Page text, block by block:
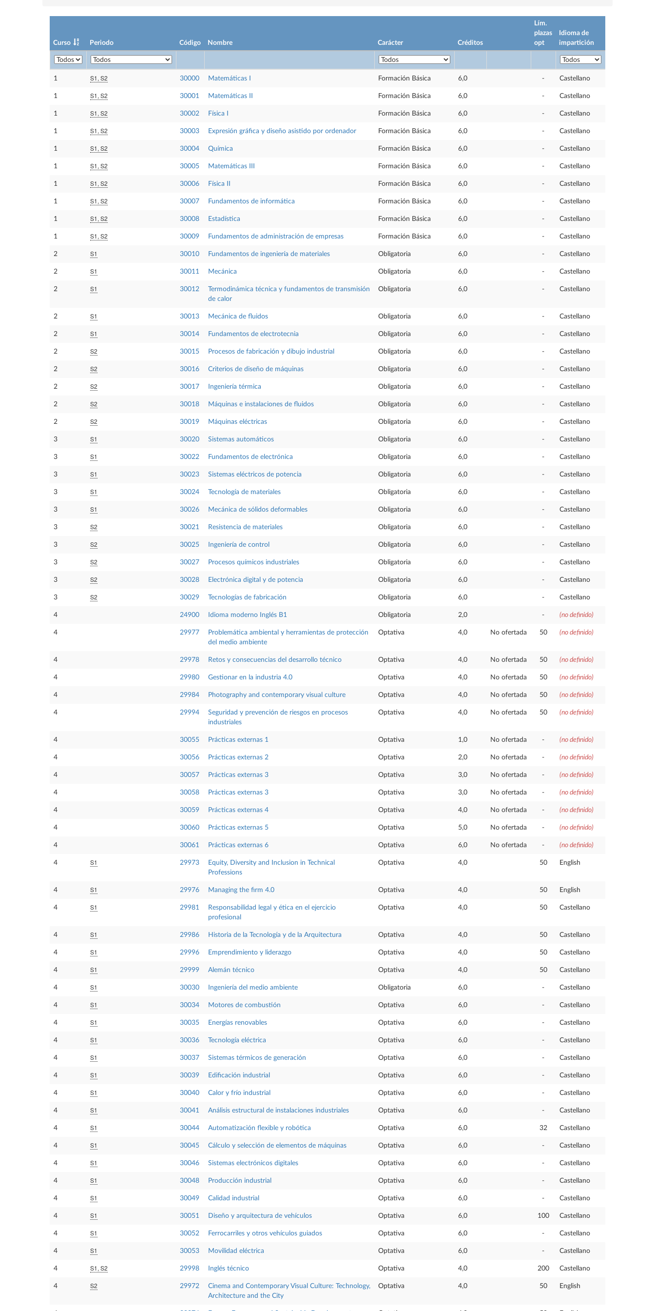
Curso Periodo Código Nombre Carácter Créditos
Lím.
plazas
opt
Idioma de
impartición
1 S1, S2 30000 Matemáticas I Formación Básica 6,0 - Castellano
1 S1, S2 30001 Matemáticas II Formación Básica 6,0 - Castellano
1 S1, S2 30002 Física I Formación Básica 6,0 - Castellano
1 S1, S2 30003 Expresión gráfica y diseño asistido por ordenador Formación Básica 6,0 - Castellano
1 S1, S2 30004 Química Formación Básica 6,0 - Castellano
1 S1, S2 30005 Matemáticas III Formación Básica 6,0 - Castellano
1 S1, S2 30006 Física II Formación Básica 6,0 - Castellano
1 S1, S2 30007 Fundamentos de informática Formación Básica 6,0 - Castellano
1 S1, S2 30008 Estadística Formación Básica 6,0 - Castellano
1 S1, S2 30009 Fundamentos de administración de empresas Formación Básica 6,0 - Castellano
2 S1 30010 Fundamentos de ingeniería de materiales Obligatoria 6,0 - Castellano
2 S1 30011 Mecánica Obligatoria 6,0 - Castellano
2 S1 30012
Termodinámica técnica y fundamentos de transmisión
de calor
Obligatoria 6,0 - Castellano
2 S1 30013 Mecánica de fluidos Obligatoria 6,0 - Castellano
2 S1 30014 Fundamentos de electrotecnia Obligatoria 6,0 - Castellano
2 S2 30015 Procesos de fabricación y dibujo industrial Obligatoria 6,0 - Castellano
2 S2 30016 Criterios de diseño de máquinas Obligatoria 6,0 - Castellano
2 S2 30017 Ingeniería térmica Obligatoria 6,0 - Castellano
2 S2 30018 Máquinas e instalaciones de fluidos Obligatoria 6,0 - Castellano
2 S2 30019 Máquinas eléctricas Obligatoria 6,0 - Castellano
3 S1 30020 Sistemas automáticos Obligatoria 6,0 - Castellano
3 S1 30022 Fundamentos de electrónica Obligatoria 6,0 - Castellano
3 S1 30023 Sistemas eléctricos de potencia Obligatoria 6,0 - Castellano
3 S1 30024 Tecnología de materiales Obligatoria 6,0 - Castellano
3 S1 30026 Mecánica de sólidos deformables Obligatoria 6,0 - Castellano
3 S2 30021 Resistencia de materiales Obligatoria 6,0 - Castellano
3 S2 30025 Ingeniería de control Obligatoria 6,0 - Castellano
3 S2 30027 Procesos químicos industriales Obligatoria 6,0 - Castellano
3 S2 30028 Electrónica digital y de potencia Obligatoria 6,0 - Castellano
3 S2 30029 Tecnologías de fabricación Obligatoria 6,0 - Castellano
4 24900 Idioma moderno Inglés B1 Obligatoria 2,0 - (no definido)
4 29977
Problemática ambiental y herramientas de protección
del medio ambiente
Optativa 4,0 No ofertada 50 (no definido)
4 29978 Retos y consecuencias del desarrollo técnico Optativa 4,0 No ofertada 50 (no definido)
4 29980 Gestionar en la industria 4.0 Optativa 4,0 No ofertada 50 (no definido)
4 29984 Photography and contemporary visual culture Optativa 4,0 No ofertada 50 (no definido)
4 29994
Seguridad y prevención de riesgos en procesos
industriales
Optativa 4,0 No ofertada 50 (no definido)
4 30055 Prácticas externas 1 Optativa 1,0 No ofertada - (no definido)
4 30056 Prácticas externas 2 Optativa 2,0 No ofertada - (no definido)
4 30057 Prácticas externas 3 Optativa 3,0 No ofertada - (no definido)
4 30058 Prácticas externas 3 Optativa 3,0 No ofertada - (no definido)
4 30059 Prácticas externas 4 Optativa 4,0 No ofertada - (no definido)
4 30060 Prácticas externas 5 Optativa 5,0 No ofertada - (no definido)
4 30061 Prácticas externas 6 Optativa 6,0 No ofertada - (no definido)
4 S1 29973
Equity, Diversity and Inclusion in Technical
Professions
Optativa 4,0 50 English
4 S1 29976 Managing the firm 4.0 Optativa 4,0 50 English
4 S1 29981
Responsabilidad legal y ética en el ejercicio
profesional
Optativa 4,0 50 Castellano
4 S1 29986 Historia de la Tecnología y de la Arquitectura Optativa 4,0 50 Castellano
4 S1 29996 Emprendimiento y liderazgo Optativa 4,0 50 Castellano
4 S1 29999 Alemán técnico Optativa 4,0 50 Castellano
4 S1 30030 Ingeniería del medio ambiente Obligatoria 6,0 - Castellano
4 S1 30034 Motores de combustión Optativa 6,0 - Castellano
4 S1 30035 Energías renovables Optativa 6,0 - Castellano
4 S1 30036 Tecnología eléctrica Optativa 6,0 - Castellano
4 S1 30037 Sistemas térmicos de generación Optativa 6,0 - Castellano
4 S1 30039 Edificación industrial Optativa 6,0 - Castellano
4 S1 30040 Calor y frío industrial Optativa 6,0 - Castellano
4 S1 30041 Análisis estructural de instalaciones industriales Optativa 6,0 - Castellano
4 S1 30044 Automatización flexible y robótica Optativa 6,0 32 Castellano
4 S1 30045 Cálculo y selección de elementos de máquinas Optativa 6,0 - Castellano
4 S1 30046 Sistemas electrónicos digitales Optativa 6,0 - Castellano
4 S1 30048 Producción industrial Optativa 6,0 - Castellano
4 S1 30049 Calidad industrial Optativa 6,0 - Castellano
4 S1 30051 Diseño y arquitectura de vehículos Optativa 6,0 100 Castellano
4 S1 30052 Ferrocarriles y otros vehículos guiados Optativa 6,0 - Castellano
4 S1 30053 Movilidad eléctrica Optativa 6,0 - Castellano
4 S1, S2 29998 Inglés técnico Optativa 4,0 200 Castellano
4 S2 29972
Cinema and Contemporary Visual Culture: Technology,
Architecture and the City
Optativa 4,0 50 English